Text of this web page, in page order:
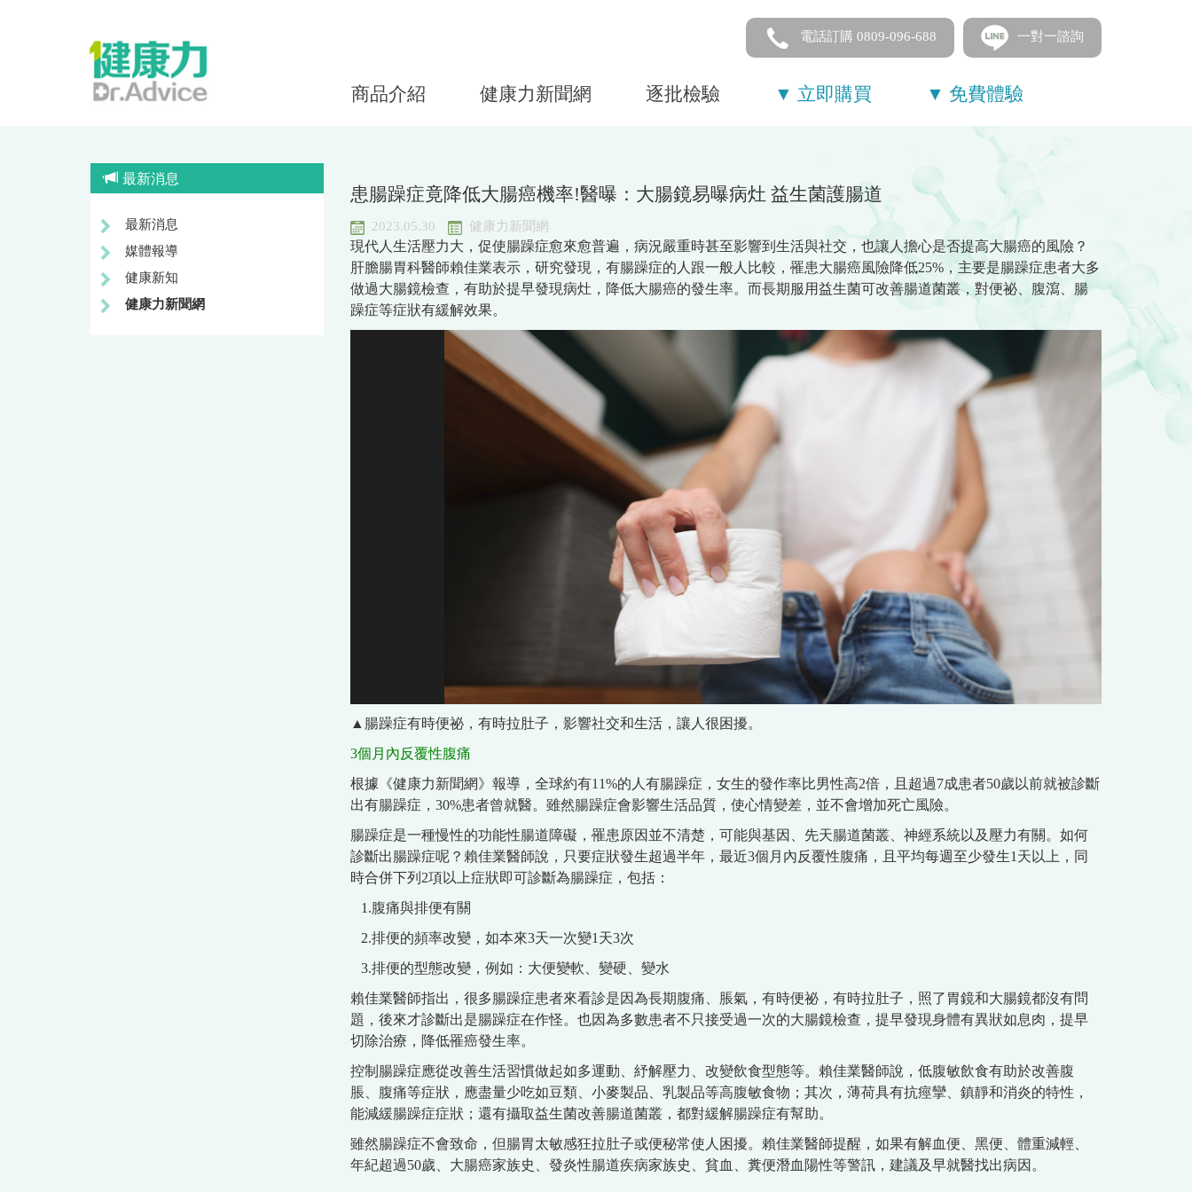
電話訂購 0809-096-688 一對一諮詢
商品介紹 健康力新聞網 逐批檢驗 ▼ 立即購買 ▼ 免費體驗
最新消息
最新消息
媒體報導
健康新知
健康力新聞網
患腸躁症竟降低大腸癌機率!醫曝：大腸鏡易曝病灶 益生菌護腸道
2023.05.30 健康力新聞網
現代人生活壓力大，促使腸躁症愈來愈普遍，病況嚴重時甚至影響到生活與社交，也讓人擔心是否提高大腸癌的風險？
肝膽腸胃科醫師賴佳業表示，研究發現，有腸躁症的人跟一般人比較，罹患大腸癌風險降低25%，主要是腸躁症患者大多
做過大腸鏡檢查，有助於提早發現病灶，降低大腸癌的發生率。而長期服用益生菌可改善腸道菌叢，對便祕、腹瀉、腸
躁症等症狀有緩解效果。
▲腸躁症有時便祕，有時拉肚子，影響社交和生活，讓人很困擾。
3個月內反覆性腹痛
根據《健康力新聞網》報導，全球約有11%的人有腸躁症，女生的發作率比男性高2倍，且超過7成患者50歲以前就被診斷
出有腸躁症，30%患者曾就醫。雖然腸躁症會影響生活品質，使心情變差，並不會增加死亡風險。
腸躁症是一種慢性的功能性腸道障礙，罹患原因並不清楚，可能與基因、先天腸道菌叢、神經系統以及壓力有關。如何
診斷出腸躁症呢？賴佳業醫師說，只要症狀發生超過半年，最近3個月內反覆性腹痛，且平均每週至少發生1天以上，同
時合併下列2項以上症狀即可診斷為腸躁症，包括：
1.腹痛與排便有關
2.排便的頻率改變，如本來3天一次變1天3次
3.排便的型態改變，例如：大便變軟、變硬、變水
賴佳業醫師指出，很多腸躁症患者來看診是因為長期腹痛、脹氣，有時便祕，有時拉肚子，照了胃鏡和大腸鏡都沒有問
題，後來才診斷出是腸躁症在作怪。也因為多數患者不只接受過一次的大腸鏡檢查，提早發現身體有異狀如息肉，提早
切除治療，降低罹癌發生率。
控制腸躁症應從改善生活習慣做起如多運動、紓解壓力、改變飲食型態等。賴佳業醫師說，低腹敏飲食有助於改善腹
脹、腹痛等症狀，應盡量少吃如豆類、小麥製品、乳製品等高腹敏食物；其次，薄荷具有抗痙攣、鎮靜和消炎的特性，
能減緩腸躁症症狀；還有攝取益生菌改善腸道菌叢，都對緩解腸躁症有幫助。
雖然腸躁症不會致命，但腸胃太敏感狂拉肚子或便秘常使人困擾。賴佳業醫師提醒，如果有解血便、黑便、體重減輕、
年紀超過50歲、大腸癌家族史、發炎性腸道疾病家族史、貧血、糞便潛血陽性等警訊，建議及早就醫找出病因。